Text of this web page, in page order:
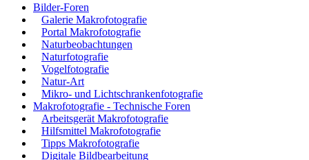
Bilder-Foren
Galerie Makrofotografie
Portal Makrofotografie
Naturbeobachtungen
Naturfotografie
Vogelfotografie
Natur-Art
Mikro- und Lichtschrankenfotografie
Makrofotografie - Technische Foren
Arbeitsgerät Makrofotografie
Hilfsmittel Makrofotografie
Tipps Makrofotografie
Digitale Bildbearbeitung